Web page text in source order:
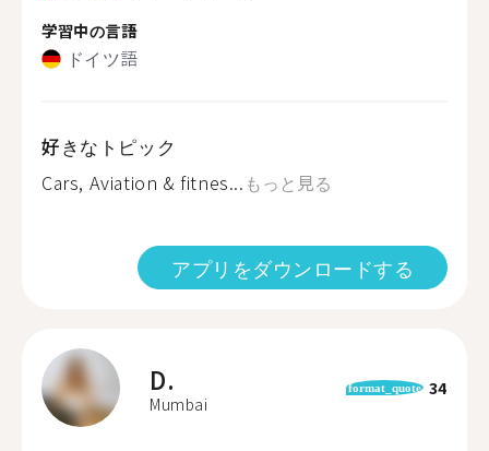
学習中の言語
ドイツ語
好きなトピック
Cars, Aviation & fitnes... もっと見る
アプリをダウンロードする
D.
Mumbai
format_quote 34